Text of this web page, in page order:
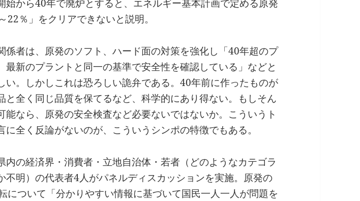
始から40年で廃炉とすると、エネルギー基本計画で定める原発
22％」をクリアできないと説明。
係者は、原発のソフト、ハード面の対策を強化し「40年超のプ
最新のプラントと同一の基準で安全性を確認している」などと
い。しかしこれは恐ろしい詭弁である。40年前に作ったものが
と全く同じ品質を保てるなど、科学的にあり得ない。もしそん
能なら、原発の安全検査など必要ないではないか。こういうト
に全く反論がないのが、こういうシンポの特徴でもある。
内の経済界・消費者・立地自治体・若者（どのようなカテゴラ
不明）の代表者4人がパネルディスカッションを実施。原発の
について「分かりやすい情報に基づいて国民一人一人が問題を